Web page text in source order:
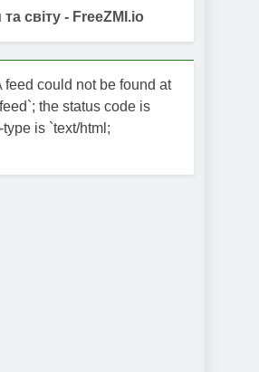
світу - FreeZMI.io
feed could not be found at
the status code is
is `text/html;